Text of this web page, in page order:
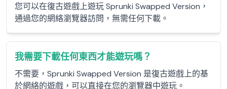
您可以在復古遊戲上遊玩 Sprunki Swapped Version，
通過您的網絡瀏覽器訪問，無需任何下載。
我需要下載任何東西才能遊玩嗎？
不需要，Sprunki Swapped Version 是復古遊戲上的基
於網絡的遊戲，可以直接在您的瀏覽器中遊玩。